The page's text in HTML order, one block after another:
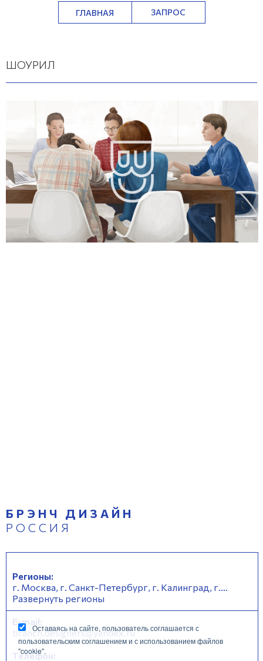
ГЛАВНАЯ ЗАПРОС
ШОУРИЛ
БРЭНЧ ДИЗАЙН
РОССИЯ
Регионы:
г. Москва, г. Санкт-Петербург, г. Калинград, г.
Архангельск, г. Нижний-Новгород, г. Сочи, г.
Екатеринбург, г. Владивосток
Развернуть регионы
E-mail:
branch.designers@yandex.ru
Телефон:
Оставаясь на сайте, пользователь соглашается с
пользовательским соглашением и с использованием файлов
"cookie".